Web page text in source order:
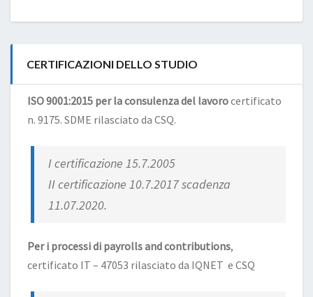
CERTIFICAZIONI DELLO STUDIO
ISO 9001:2015 per la consulenza del lavorocertificato
n. 9175. SDME rilasciato da CSQ.
I certificazione 15.7.2005
II certificazione 10.7.2017 scadenza
11.07.2020.
Per i processi di payrolls and contributions,
certificato IT – 47053 rilasciato da IQNET e CSQ